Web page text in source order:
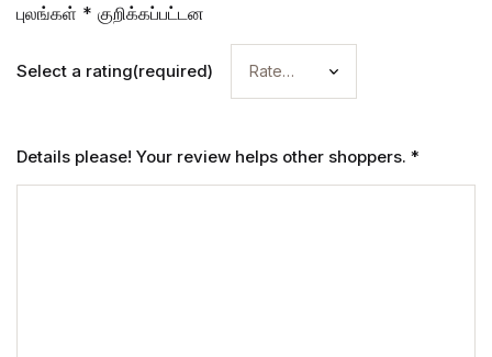
புலங்கள் * குறிக்கப்பட்டன
Select a rating(required)
Details please! Your review helps other shoppers. *